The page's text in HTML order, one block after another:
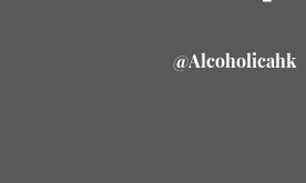
@Alcoholicahk